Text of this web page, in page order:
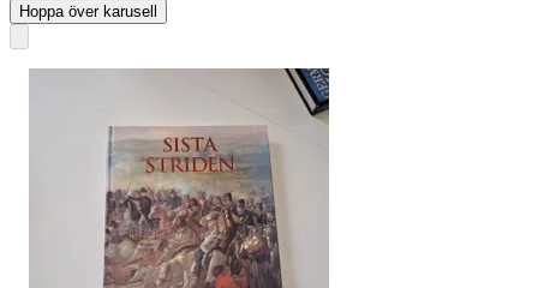
Hoppa över karusell